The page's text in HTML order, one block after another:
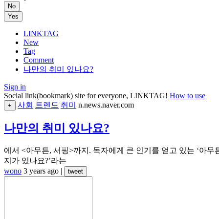
No
Yes
LINKTAG
New
Tag
Comment
나만의 취미 있나요?
Sign in
Social link(bookmark) site for everyone, LINKTAG! How to use
+ 사회 트렌드 취미 n.news.naver.com
나만의 취미 있나요?
에서 <아무튼, 서핑>까지. 독자에게 큰 인기를 얻고 있는 ‘아
지가 있나요?’라는
wono 3 years ago | tweet